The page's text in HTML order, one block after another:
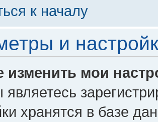
к началу
и
изменить мои
являетесь
хранятся в базе